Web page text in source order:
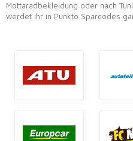
Mottaradbekleidung oder nach
werdet ihr in Punkto Sparcodes